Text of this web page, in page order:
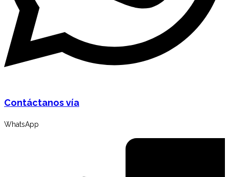
Contáctanos vía
WhatsApp